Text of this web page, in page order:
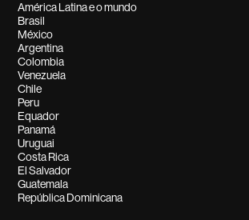
América Latina e o mundo
Brasil
México
Argentina
Colombia
Venezuela
Chile
Peru
Equador
Panamá
Uruguai
Costa Rica
El Salvador
Guatemala
República Dominicana